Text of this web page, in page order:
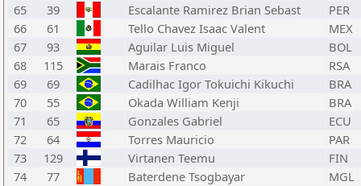
65
39 Escalante Ramirez Brian Sebast PER
66
61 Tello Chavez Isaac Valent MEX
67
93 Aguilar Luis Miguel
BOL
68
115 Marais Franco
RSA
69
69 Cadilhac Igor Tokuichi Kikuchi BRA
70
55 Okada William Kenji BRA
71
65 Gonzales Gabriel ECU
72
64 Torres Mauricio PAR
73
129 Virtanen Teemu
FIN
74
77 Baterdene Tsogbayar MGL